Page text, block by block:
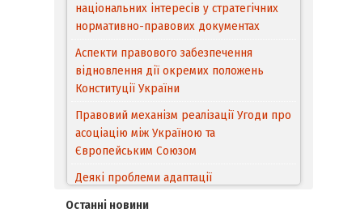
національних інтересів у стратегічних
нормативно-правових документах
Аспекти правового забезпечення
відновлення дії окремих положень
Конституції України
Правовий механізм реалізації Угоди про
асоціацію між Україною та
Європейським Cоюзом
Деякі проблеми адаптації
походження товарів відповідно до
Останні новини